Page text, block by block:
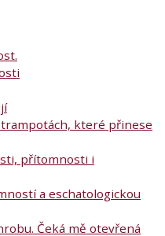
které přinese
přítomnosti i
a eschatologickou
Čeká mě otevřená